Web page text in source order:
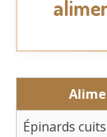
Épinards cuits